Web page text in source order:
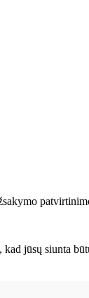
jūsų siunta